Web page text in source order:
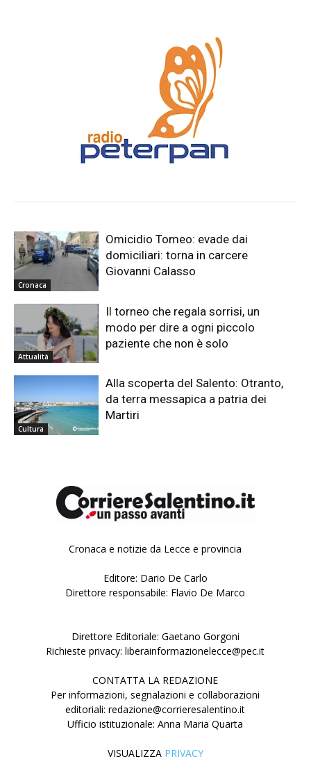
Cronaca
Omicidio Tomeo: evade dai
domiciliari: torna in carcere
Giovanni Calasso
Attualità
Il torneo che regala sorrisi, un
modo per dire a ogni piccolo
paziente che non è solo
Cultura
Alla scoperta del Salento: Otranto,
da terra messapica a patria dei
Martiri
Cronaca e notizie da Lecce e provincia
Editore: Dario De Carlo
Direttore responsabile: Flavio De Marco
Direttore Editoriale: Gaetano Gorgoni
Richieste privacy: liberainformazionelecce@pec.it
CONTATTA LA REDAZIONE
Per informazioni, segnalazioni e collaborazioni
editoriali: redazione@corrieresalentino.it
Ufficio istituzionale: Anna Maria Quarta
VISUALIZZA PRIVACY